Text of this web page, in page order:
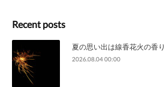
Recent posts
夏の思い出は線香花火の香り
2026.08.04 00:00